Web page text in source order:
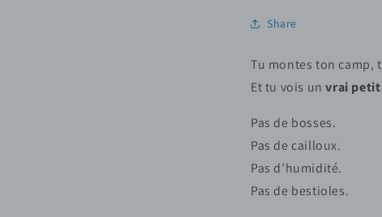
Share
Tu montes ton camp,
Et tu vois unvrai petit
Pas de bosses.
Pas de cailloux.
Pas d’humidité.
Pas de bestioles.